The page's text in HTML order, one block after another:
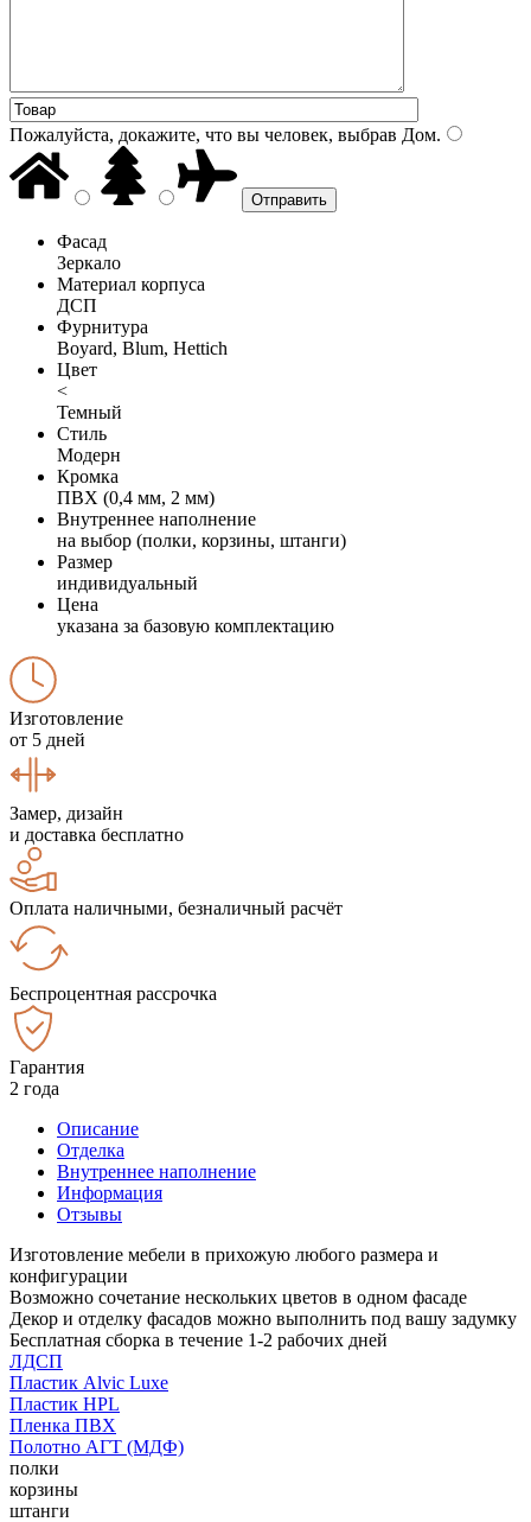
Пожалуйста, докажите, что вы человек, выбрав Дом.
Фасад
Зеркало
Материал корпуса
ДСП
Фурнитура
Boyard, Blum, Hettich
Цвет
<
Темный
Стиль
Модерн
Кромка
ПВХ (0,4 мм, 2 мм)
Внутреннее наполнение
на выбор (полки, корзины, штанги)
Размер
индивидуальный
Цена
указана за базовую комплектацию
Изготовление
от 5 дней
Замер, дизайн
и доставка бесплатно
Оплата наличными, безналичный расчёт
Беспроцентная рассрочка
Гарантия
2 года
Описание
Отделка
Внутреннее наполнение
Информация
Отзывы
Изготовление мебели в прихожую любого размера и
конфигурации
Возможно сочетание нескольких цветов в одном фасаде
Декор и отделку фасадов можно выполнить под вашу задумку
Бесплатная сборка в течение 1-2 рабочих дней
ЛДСП
Пластик Alvic Luxe
Пластик HPL
Пленка ПВХ
Полотно АГТ (МДФ)
полки
корзины
штанги